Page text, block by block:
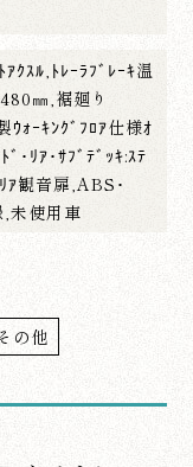
ｸｽﾙ,ﾄﾚｰﾗﾌﾞﾚｰｷ温
㎜,裾廻り
ｳｫｰｷﾝｸﾞﾌﾛｱ仕様ｵ
ﾞ･ﾘｱ･ｻﾌﾞﾃﾞｯｷ:ｽﾃ
ｱ観音扉,ABS･
未使用車
の他